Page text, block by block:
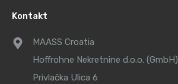
Kontakt
MAASS Croatia
Hoffrohne Nekretnine d.o.o. (GmbH)
Privlačka Ulica 6